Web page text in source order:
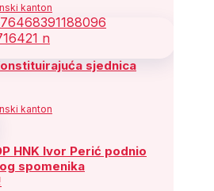
kanton
sjednica
kanton
HNK Ivor Perić podnio
spomenika